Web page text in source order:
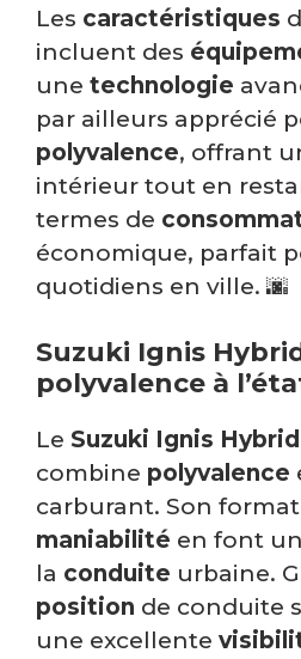
Les caractéristiques
incluent des
une technologie
par ailleurs apprécié
polyvalence, offrant
intérieur tout en
termes de
économique, parfait
quotidiens en ville. 🌆
Suzuki Ignis
polyvalence à
Le Suzuki Ignis Hybrid
combine polyvalence
carburant. Son format
maniabilité en font
la conduite urbaine.
position de conduite
une excellente